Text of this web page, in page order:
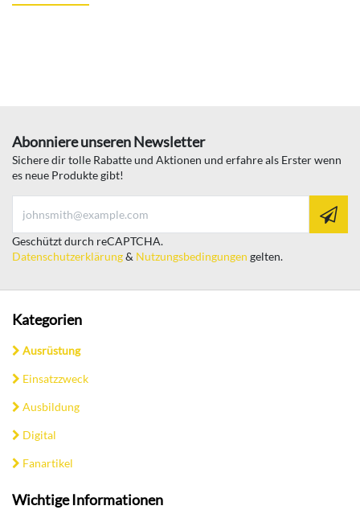
Abonniere unseren Newsletter
Sichere dir tolle Rabatte und Aktionen und erfahre als Erster wenn
es neue Produkte gibt!
Geschützt durch reCAPTCHA.
Datenschutzerklärung& Nutzungsbedingungen gelten.
Kategorien
Ausrüstung
Einsatzzweck
Ausbildung
Digital
Fanartikel
Wichtige Informationen